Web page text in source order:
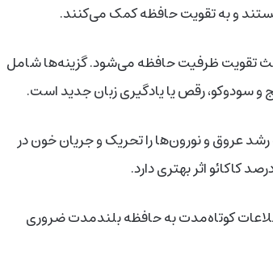
و به تقویت حافظه کمک می‌کنند.
تقویت ظرفیت حافظه می‌شود. گزینه‌ها شامل
سودوکو، رقص یا یادگیری زبان جدید است.
رشد عروق و نورون‌ها را تحریک و جریان خون در
کوتاه‌مدت به حافظه بلندمدت ضروری